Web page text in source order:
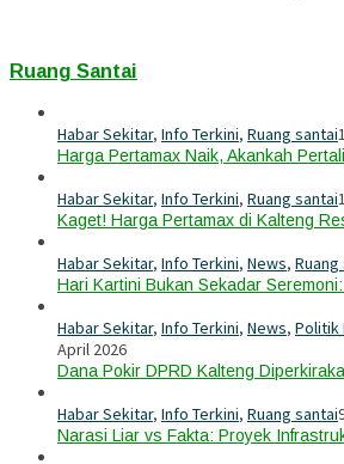
Ruang Santai
Habar Sekitar, Info Terkini, Ruang santai
Harga Pertamax Naik, Akankah
Habar Sekitar, Info Terkini, Ruang santai
Kaget! Harga Pertamax di Kalteng
Habar Sekitar, Info Terkini, News,
Hari Kartini Bukan Sekadar
Habar Sekitar, Info Terkini, News, Politik
April 2026
Dana Pokir DPRD Kalteng
Habar Sekitar, Info Terkini, Ruang santai
Narasi Liar vs Fakta: Proyek